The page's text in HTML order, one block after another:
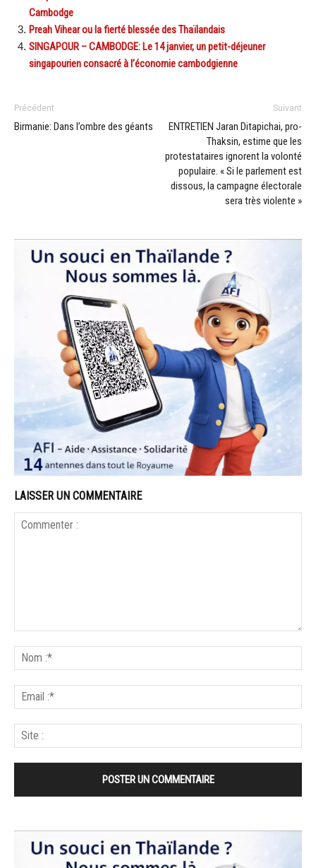
Cambodge
Preah Vihear ou la fierté blessée des Thaïlandais
SINGAPOUR – CAMBODGE: Le 14 janvier, un petit-déjeuner
singapourien consacré à l’économie cambodgienne
Précédent
Birmanie: Dans l’ombre des géants
Suivant
ENTRETIEN Jaran Ditapichai, pro-
Thaksin, estime que les
protestataires ignorent la volonté
populaire. « Si le parlement est
dissous, la campagne électorale
sera très violente »
LAISSER UN COMMENTAIRE